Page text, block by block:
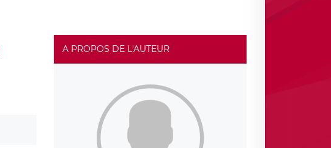
A PROPOS DE L'AUTEUR